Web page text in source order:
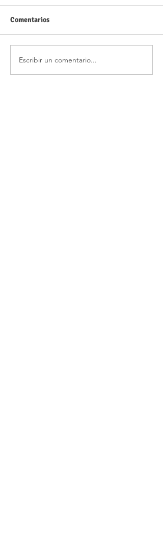
Comentarios
Escribir un comentario...